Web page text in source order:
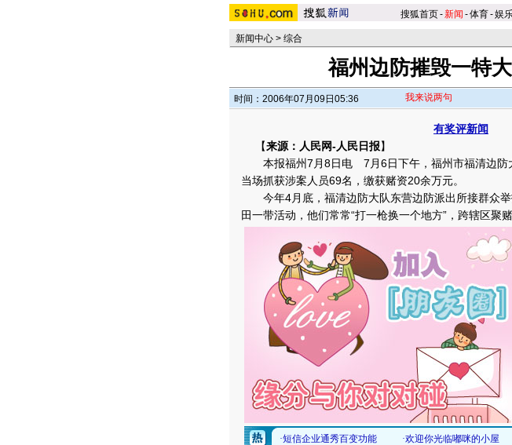
搜狐首页-新闻 -体育-娱
新闻中心 > 综合
福州边防摧毁一特
时间：2006年07月09日05:36 我来说两句
有奖评新闻
【来源：人民网-人民日报】
本报福州7月8日电 7月6日下午，福州市福清边防
当场抓获涉案人员69名，缴获赌资20余万元。
今年4月底，福清边防大队东营边防派出所接群众举
田一带活动，他们常常“打一枪换一个地方”，跨辖区聚